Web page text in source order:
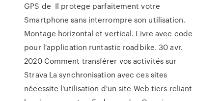
GPS de Il protege parfaitement votre
Smartphone sans interrompre son utilisation.
Montage horizontal et vertical. Livre avec code
pour l'application runtastic roadbike. 30 avr.
2020 Comment transférer vos activités sur
Strava La synchronisation avec ces sites
nécessite l'utilisation d'un site Web tiers reliant